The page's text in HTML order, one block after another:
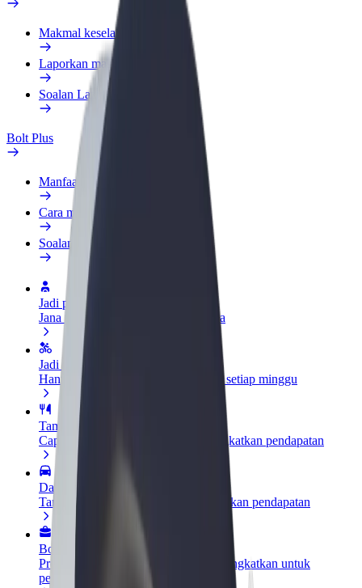
Makmal keselamatan
Laporkan masalah
Soalan Lazim
Bolt Plus
Manfaat
Cara menyertai
Soalan Lazim
Jadi pemandu
Jana pendapatan mengikut cara anda
Jadi kurier
Hantar makanan dan terima bayaran setiap minggu
Tambah restoran atau kedai
Capai lebih ramai pelanggan dan tingkatkan pendapatan
Daftar sebagai pemilik fleet
Tambah fleet anda di Bolt dan tingkatkan pendapatan
Bolt for Business
Produk dan perkhidmatan Bolt dipertingkatkan untuk
perniagaan anda